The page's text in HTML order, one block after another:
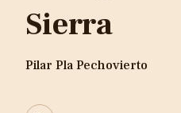
Sierra
Pilar Pla Pechovierto